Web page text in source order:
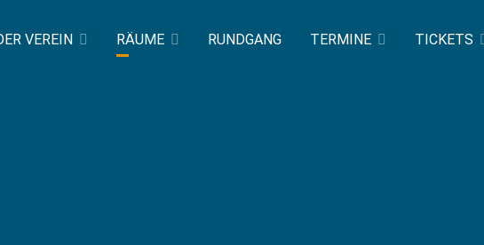
VEREIN RÄUME RUNDGANG TERMINE TICKETS